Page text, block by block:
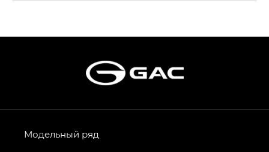
Эс Икс ПРЕМИУМ — SX PREMIUM
S7 — Эс 7 (S7) в комплектациях
Эс Икс ПРЕМИУМ — SX PREMIUM, Эс Тэ — ST
в комплектации Экс ПРЕМИУМ — EX PREMIUM
AION V — Айон Ви в комплектациях Экс — EX,
Модельный ряд